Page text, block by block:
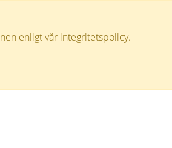
enligt vår integritetspolicy.